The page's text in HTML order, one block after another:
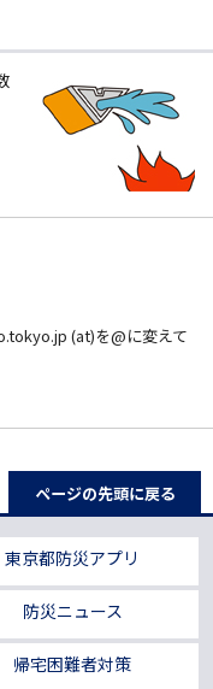
(at)を@に変えて
ページの先頭に戻る
東京都防災アプリ
防災ニュース
帰宅困難者対策